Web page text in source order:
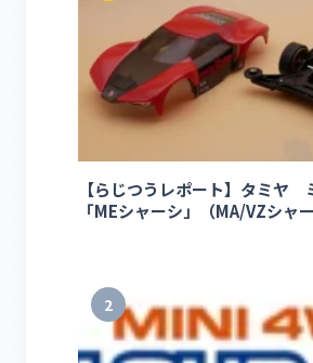
【らじつうレポート】タミヤ
「MEシャーシ」（MA/VZシャ
2